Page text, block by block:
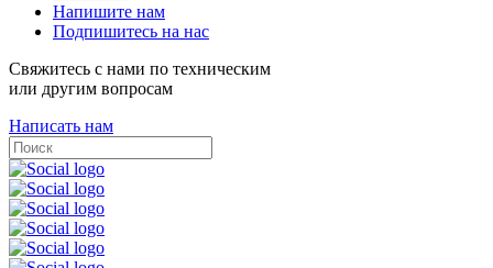
Напишите нам
Подпишитесь на нас
Свяжитесь с нами по техническим
или другим вопросам
Написать нам